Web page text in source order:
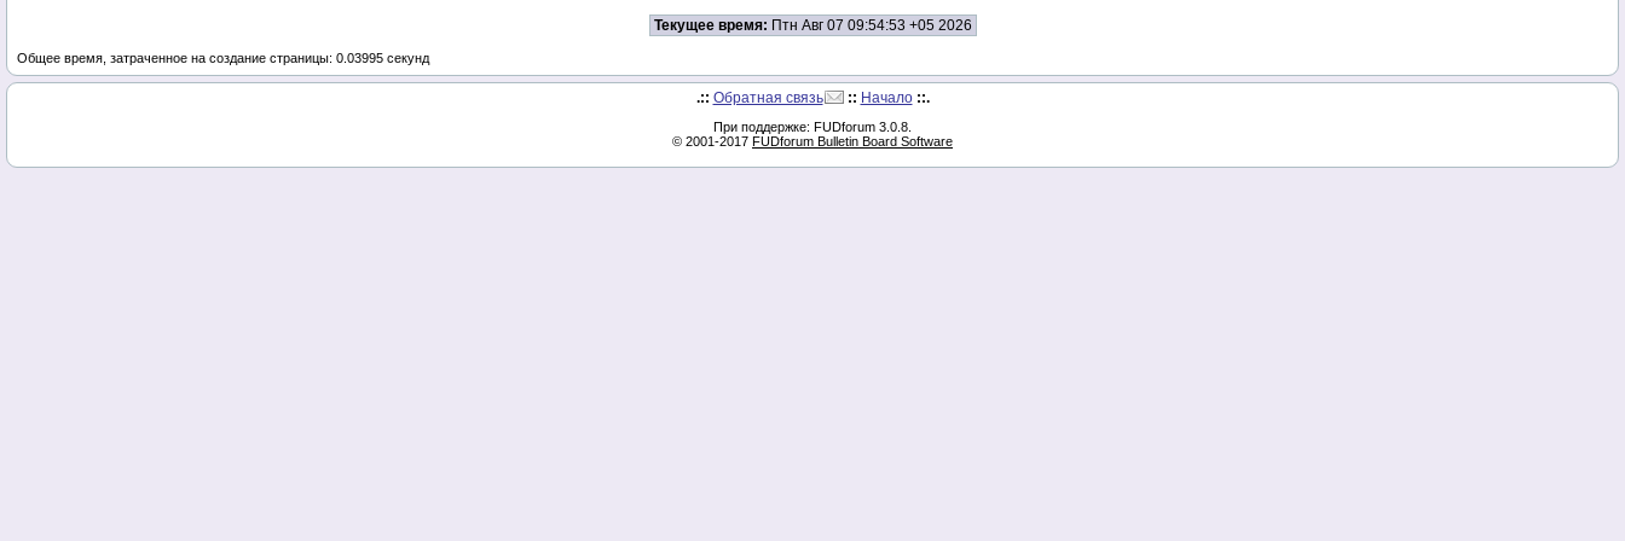
Текущее время: Птн Авг 07 09:54:53 +05 2026
Общее время, затраченное на создание страницы: 0.03995 секунд
.:: Обратная связь :: Начало ::.
При поддержке: FUDforum 3.0.8.
© 2001-2017 FUDforum Bulletin Board Software